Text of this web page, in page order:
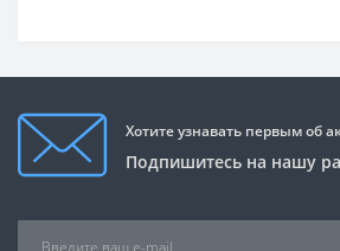
Хотите узнавать первым об
Подпишитесь на нашу